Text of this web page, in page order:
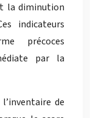
la diminution
indicateurs
précoces
par la
de